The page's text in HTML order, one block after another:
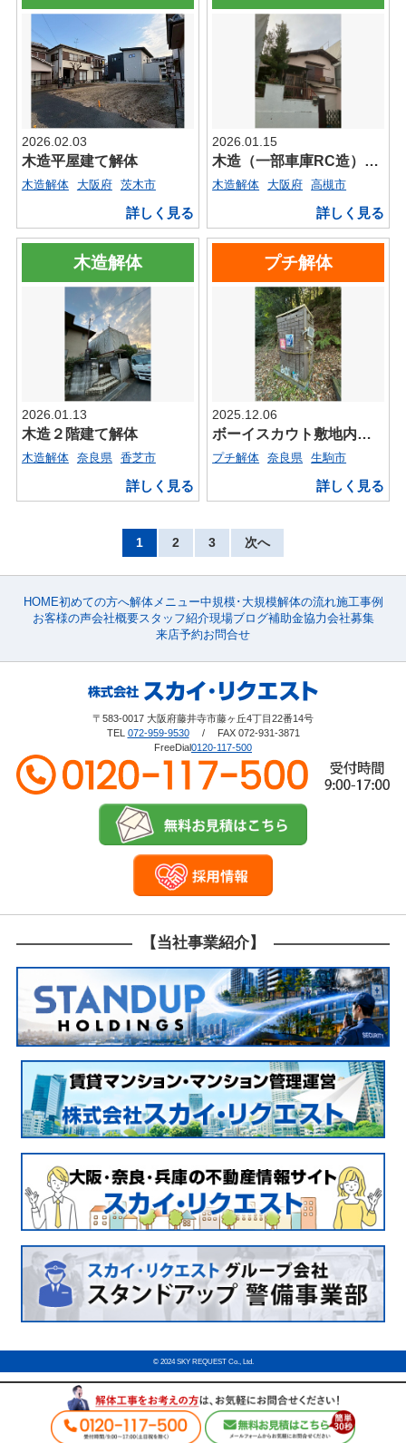
2026.02.03
木造平屋建て解体
木造解体 大阪府 茨木市
詳しく見る
2026.01.15
木造（一部車庫RC造）二階建て
木造解体 大阪府 高槻市
詳しく見る
木造解体
2026.01.13
木造２階建て解体
木造解体 奈良県 香芝市
詳しく見る
プチ解体
2025.12.06
ボーイスカウト敷地内仮設トイレ
プチ解体 奈良県 生駒市
詳しく見る
1 2 3 次へ
HOME初めての方へ解体メニュー中規模･大規模解体の流れ施工事例
お客様の声会社概要スタッフ紹介現場ブログ補助金協力会社募集
来店予約お問合せ
〒583-0017 大阪府藤井寺市藤ヶ丘4丁目22番14号
TEL 072-959-9530/ FAX 072-931-3871
FreeDial0120-117-500
【当社事業紹介】
© 2024 SKY REQUEST Co., Ltd.
無理な押し売りはいたしませんので、
安心してご相談ください